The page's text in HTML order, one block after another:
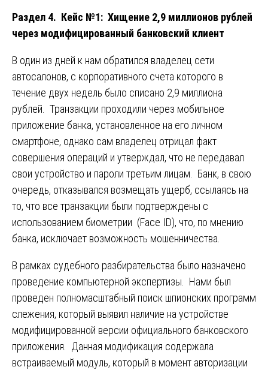
Раздел 4. Кейс №1: Хищение 2,9 миллионов рублей
через модифицированный банковский клиент
В один из дней к нам обратился владелец сети
автосалонов, с корпоративного счета которого в
течение двух недель было списано 2,9 миллиона
рублей. Транзакции проходили через мобильное
приложение банка, установленное на его личном
смартфоне, однако сам владелец отрицал факт
совершения операций и утверждал, что не передавал
свои устройство и пароли третьим лицам. Банк, в свою
очередь, отказывался возмещать ущерб, ссылаясь на
то, что все транзакции были подтверждены с
использованием биометрии (Face ID), что, по мнению
банка, исключает возможность мошенничества.
В рамках судебного разбирательства было назначено
проведение компьютерной экспертизы. Нами был
проведен полномасштабный поиск шпионских программ
слежения, который выявил наличие на устройстве
модифицированной версии официального банковского
приложения. Данная модификация содержала
встраиваемый модуль, который в момент авторизации